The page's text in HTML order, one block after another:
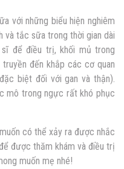
với những biểu hiện nghiêm
và tắc sữa trong thời gian dài
để điều trị, khối mủ trong
đến khắp các cơ quan
biệt đối với gan và thận).
mô trong ngực rất khó phục
có thể xảy ra được nhắc
được thăm khám và điều trị
muốn mẹ nhé!